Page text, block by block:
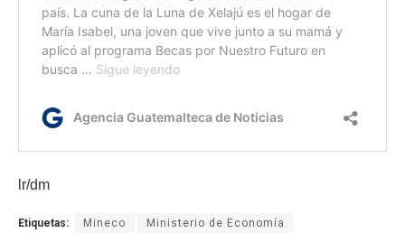
lr/dm
Etiquetas: Mineco Ministerio de Economía